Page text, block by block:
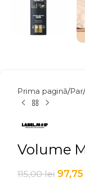
Prima pagină Par
Volume
115,00lei 97,75